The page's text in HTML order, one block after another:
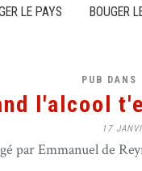
LE PAYS BOUGER
PUB DANS
l'alcool
17
par Emmanuel de